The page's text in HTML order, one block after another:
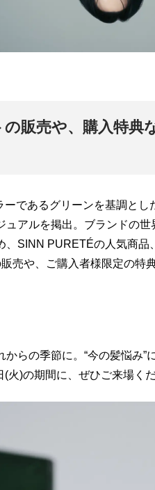
販売や、購入特典
であるグリーンを基調とし
ュアルを掲出。ブランドの
、SINN PURETÉの人気商
売や、ご購入者様限定の特
らの季節に。“今の髪悩み
火)の期間に、ぜひご来場くだ